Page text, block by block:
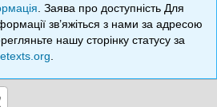
. Заява про доступність Для
зв’яжіться з нами за адресою
нашу сторінку статусу за